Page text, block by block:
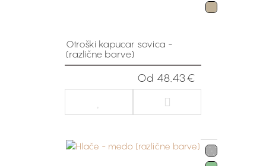
Otroški kapucar sovica -
(različne barve)
Od 48.43€